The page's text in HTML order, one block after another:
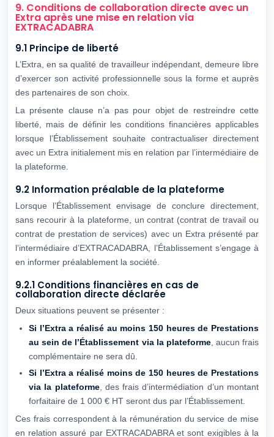
9. Conditions de collaboration directe avec un
Extra après une mise en relation via
EXTRACADABRA
9.1 Principe de liberté
L’Extra, en sa qualité de travailleur indépendant, demeure libre
d’exercer son activité professionnelle sous la forme et auprès
des partenaires de son choix.
La présente clause n’a pas pour objet de restreindre cette
liberté, mais de définir les conditions financières applicables
lorsque l’Établissement souhaite contractualiser directement
avec un Extra initialement mis en relation par l’intermédiaire de
la plateforme.
9.2 Information préalable de la plateforme
Lorsque l’Établissement envisage de conclure directement,
sans recourir à la plateforme, un contrat (contrat de travail ou
contrat de prestation de services) avec un Extra présenté par
l’intermédiaire d’EXTRACADABRA, l’Établissement s’engage à
en informer préalablement la société.
9.2.1 Conditions financières en cas de
collaboration directe déclarée
Deux situations peuvent se présenter :
Si l’Extra a réalisé au moins 150 heures de Prestations
au sein de l’Établissement via la plateforme, aucun frais
complémentaire ne sera dû.
Si l’Extra a réalisé moins de 150 heures de Prestations
via la plateforme, des frais d’intermédiation d’un montant
forfaitaire de 1 000 € HT seront dus par l’Établissement.
Ces frais correspondent à la rémunération du service de mise
en relation assuré par EXTRACADABRA et sont exigibles à la